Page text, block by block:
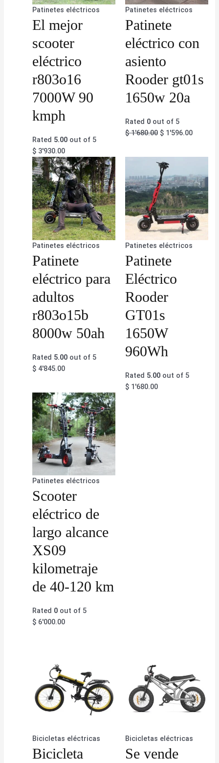
Patinetes eléctricos
El mejor
scooter
eléctrico
r803o16
7000W 90
kmph
Rated 5.00 out of 5
$ 3'930.00
Patinetes eléctricos
Patinete
eléctrico con
asiento
Rooder gt01s
1650w 20a
Rated 0out of 5
$1'680.00 $1'596.00
Patinetes eléctricos
Patinete
eléctrico para
adultos
r803o15b
8000w 50ah
Rated 5.00 out of 5
$ 4'845.00
Patinetes eléctricos
Patinete
Eléctrico
Rooder
GT01s
1650W
960Wh
Rated 5.00out of 5
$1'680.00
Patinetes eléctricos
Scooter
eléctrico de
largo alcance
XS09
kilometraje
de 40-120 km
Rated 0 out of 5
$ 6'000.00
Bicicletas eléctricas
Bicicleta
Bicicletas eléctricas
Se vende